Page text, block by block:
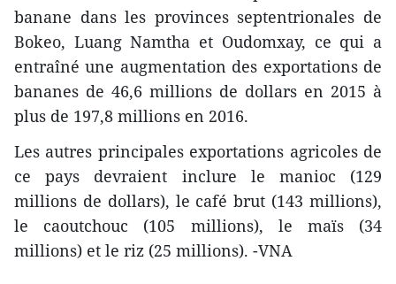
banane dans les provinces septentrionales de
Bokeo, Luang Namtha et Oudomxay, ce qui a
entraîné une augmentation des exportations de
bananes de 46,6 millions de dollars en 2015 à
plus de 197,8 millions en 2016.
Les autres principales exportations agricoles de
ce pays devraient inclure le manioc (129
millions de dollars), le café brut (143 millions),
le caoutchouc (105 millions), le maïs (34
millions) et le riz (25 millions). -VNA